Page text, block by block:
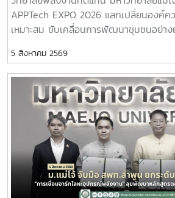
ประชาสัมพันธ์ หลักสูตรวิศวกรรมศาสตร
วิศวกรรมพลังงาน (หลักสูตร 4 ปี) พร้อมแ
เรียน การฝึกปฏิบัติ และเส้นทางอาชีพ เพื่
ที่ครบถ้วนสำหรับการวางแผนศึกษาต่อใน
บรรยากาศการศึกษาดูงานเป็นไปอย่างอบ
นักเรียนให้ความสนใจรับฟังข้อมูล ซักถาม
เห็นกับคณาจารย์ และเยี่ยมชมเครื่องมือด้
ซึ่งช่วยสร้างแรงบันดาลใจและเปิดมุมมองใ
ทางการศึกษาต่อ วิทยาลัยพลังงานท
แม่โจ้ มุ่งมั่นเป็นแหล่งเรียนรู้ด้านพลังงานส
พร้อมพัฒนากำลังคนที่มีคุณภาพ เพื่อร่ว
พลังงานของประเทศและสร้างสังคมที่ยั่ง
ยั่งยืน
APPTech EXPO 2026 แลกเปลี่ยนองค์ค
เหมาะสม ขับเคลื่อนการพัฒนาชุมชนอย่า
ช่วยศาสตราจารย์ ดร.ภคมน ปินตานา อาจา
พลังงานทดแทน มหาวิทยาลัยแม่โจ้ เข้าร่ว
EXPO 2026 : พลังเทคโนโลยีที่เหมาะสม
พื้นที่ “สร้างนวัตกรชุมชน ขับเคลื่อนเศรษ
ยั่งยืน” ณ โรงแรมเซ็นทารา แกรนด์ แอท
ลาดพร้าว กรุงเทพมหานครภายในงานมีกา
แนวทางการขับเคลื่อน Appropriate
เพื่อยกระดับเศรษฐกิจฐานราก โดยมุ่งเชื่
สถาบันการศึกษาสู่การใช้ประโยชน์ในชุม
เทคโนโลยีที่เหมาะสม การสร้างนวัตกรชุ
5 สิงหาคม 2569